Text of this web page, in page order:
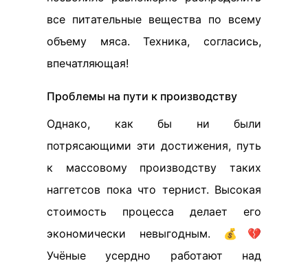
все питательные вещества по всему
объему мяса. Техника, согласись,
впечатляющая!
Проблемы на пути к производству
Однако, как бы ни были
потрясающими эти достижения, путь
к массовому производству таких
наггетсов пока что тернист. Высокая
стоимость процесса делает его
экономически невыгодным. 💰💔
Учёные усердно работают над